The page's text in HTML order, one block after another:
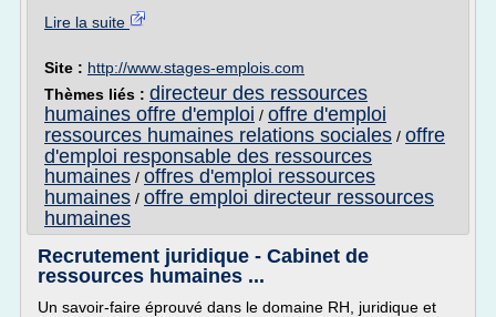
Lire la suite
Site : http://www.stages-emplois.com
Thèmes liés : directeur des ressources
humaines offre d'emploi / offre d'emploi
ressources humaines relations sociales / offre
d'emploi responsable des ressources
humaines / offres d'emploi ressources
humaines / offre emploi directeur ressources
humaines
Recrutement juridique - Cabinet de
ressources humaines ...
Un savoir-faire éprouvé dans le domaine RH, juridique et